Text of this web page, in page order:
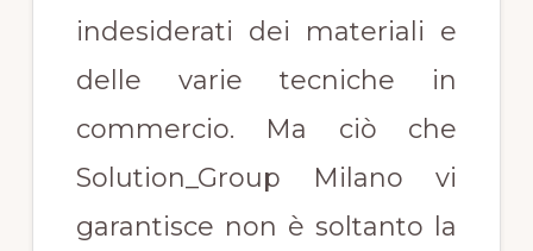
indesiderati dei materiali e
delle varie tecniche in
commercio. Ma ciò che
Solution_Group Milano vi
garantisce non è soltanto la